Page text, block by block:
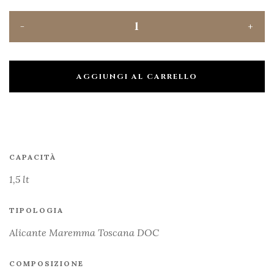
AGGIUNGI AL CARRELLO
CAPACITÀ
1,5 lt
TIPOLOGIA
Alicante Maremma Toscana DOC
COMPOSIZIONE